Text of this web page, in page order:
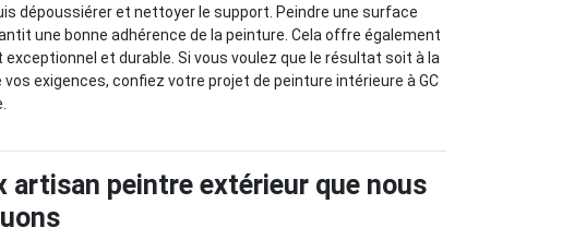
dépoussiérer et nettoyer le support. Peindre une surface
une bonne adhérence de la peinture. Cela offre également
et durable. Si vous voulez que le résultat soit à la
vos exigences, confiez votre projet de peinture intérieure à GC
artisan peintre extérieur que nous